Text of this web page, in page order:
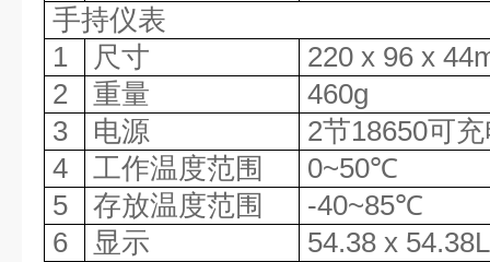
手持仪表
1
尺寸 220 x 96 x 44
2
重量
460g
3
电源
2节18650可
4
工作温度范围 0~50℃
5
存放温度范围 -40~85℃
6
显示 54.38 x 54.38L